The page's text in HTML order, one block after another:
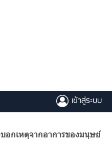
เข้าสู่ระบบ
อกเหตุจากอาการของมนุษย์